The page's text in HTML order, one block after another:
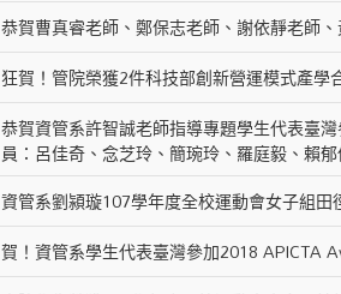
恭賀曹真睿老師、鄭保志老師、謝依靜老師
狂賀！管院榮獲2件科技部創新營運模式產學
恭賀資管系許智誠老師指導專題學生代表臺
員：呂佳奇、念芝玲、簡琬玲、羅庭毅、賴
資管系劉潁璇107學年度全校運動會女子組
賀！資管系學生代表臺灣參加2018 APICTA